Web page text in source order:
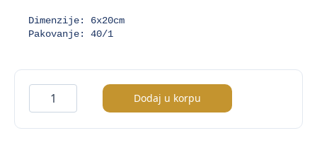
Dimenzije: 6x20cm
Pakovanje: 40/1
Slamke
papirne
količina
Dodaj u korpu